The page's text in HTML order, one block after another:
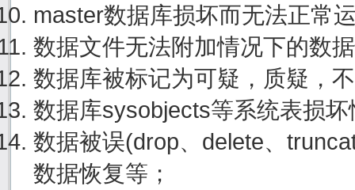
master数据库损坏而无法正常
数据文件无法附加情况下的数
数据库被标记为可疑，质疑，
数据库sysobjects等系统表损
数据被误(drop、delete、
数据恢复等；